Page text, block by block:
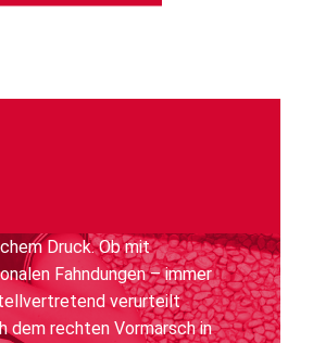
Druck. Ob mit
Fahndungen – immer
verurteilt
dem rechten Vormarsch in